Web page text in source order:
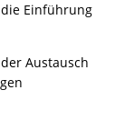
Einführung
Austausch